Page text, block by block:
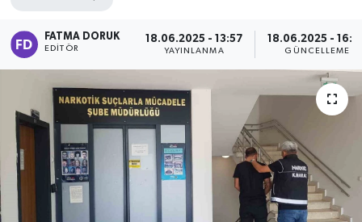
FATMA DORUK
EDITÖR
18.06.2025 - 13:57
YAYINLANMA
18.06.2025 -
GÜNCELLEME